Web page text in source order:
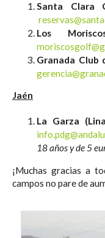
Santa Clara
Los
Granada Club
Jaén
La Garza
18 años y de 5
¡Muchas gracias a
campos no pare de